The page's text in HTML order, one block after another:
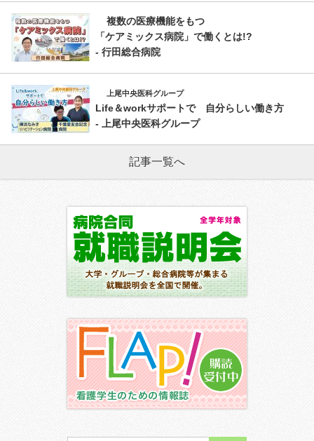
複数の医療機能をもつ
「ケアミックス病院」で働くとは!?
- 行田総合病院
上尾中央医科グループ
Life＆workサポートで 自分らしい働き方
- 上尾中央医科グループ
記事一覧へ